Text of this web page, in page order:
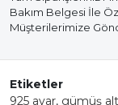
Bakım Belgesi İle
Müşterilerimize
Etiketler
925 ayar, gümüş